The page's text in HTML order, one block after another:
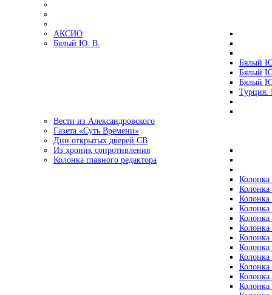
АКСИО
Бялый Ю. В.
Бялый
Бялый
Бялый
Турция.
Вести из Александровского
Газета «Суть Времени»
Дни открытых дверей СВ
Из хроник сопротивления
Колонка главного редактора
Колонка
Колонка
Колонка
Колонка
Колонка
Колонка
Колонка
Колонка
Колонка
Колонка
Колонка
Колонка